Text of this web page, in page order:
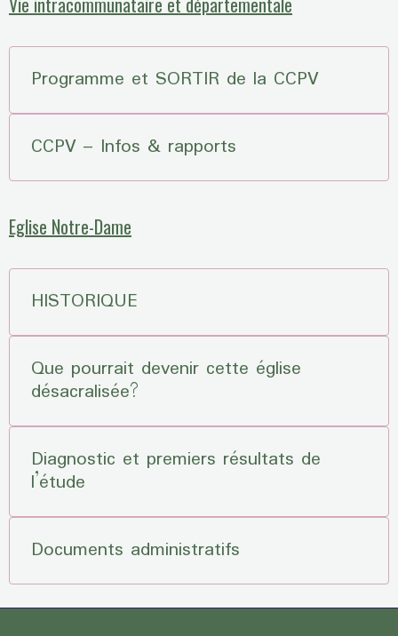
Programme et SORTIR de la CCPV
CCPV – Infos & rapports
Eglise Notre-Dame
HISTORIQUE
Que pourrait devenir cette église
désacralisée?
Diagnostic et premiers résultats de
l’étude
Documents administratifs